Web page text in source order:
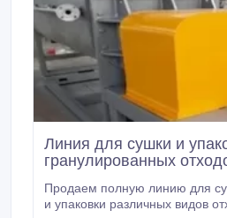
Линия для сушки и
гранулированных
Продаем полную линию для сушки,
и упаковки различных видов